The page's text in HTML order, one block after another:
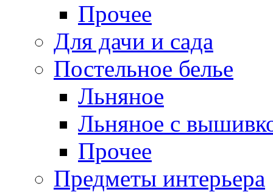
Прочее
Для дачи и сада
Постельное белье
Льняное
Льняное с
Прочее
Предметы интерьера